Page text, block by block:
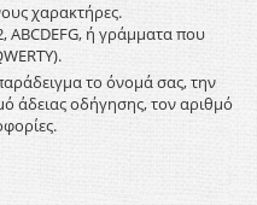
χαρακτήρες.
ABCDEFG, ή γράμματα που
το όνομά σας, την
άδειας οδήγησης, τον αριθμό